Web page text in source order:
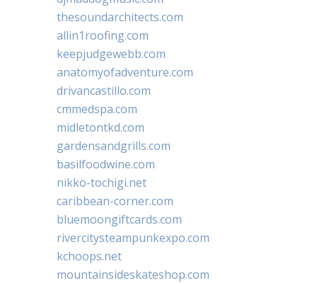
thesoundarchitects.com
allin1roofing.com
keepjudgewebb.com
anatomyofadventure.com
drivancastillo.com
cmmedspa.com
midletontkd.com
gardensandgrills.com
basilfoodwine.com
nikko-tochigi.net
caribbean-corner.com
bluemoongiftcards.com
rivercitysteampunkexpo.com
kchoops.net
mountainsideskateshop.com